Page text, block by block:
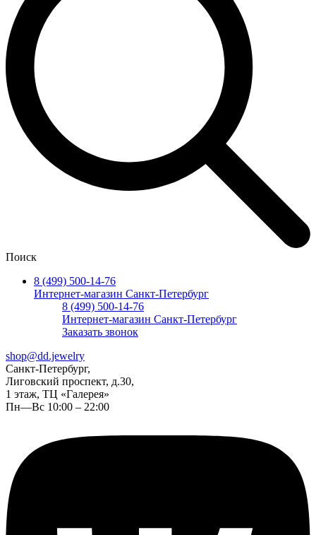
Поиск
8 (499) 500-14-76
Интернет-магазин Санкт-Петербург
8 (499) 500-14-76
Интернет-магазин Санкт-Петербург
Заказать звонок
shop@dd.jewelry
Санкт-Петербург,
Лиговский проспект, д.30,
1 этаж, ТЦ «Галерея»
Пн—Вс 10:00 – 22:00